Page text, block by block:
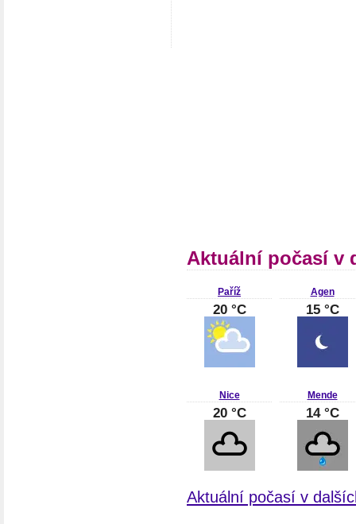
Aktuální počasí v
Paříž
20 °C
Agen
15 °C
Nice
20 °C
Mende
14 °C
Aktuální počasí v